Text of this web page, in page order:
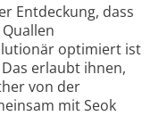
Entdeckung, dass
optimiert ist
erlaubt ihnen,
von der
mit Seok